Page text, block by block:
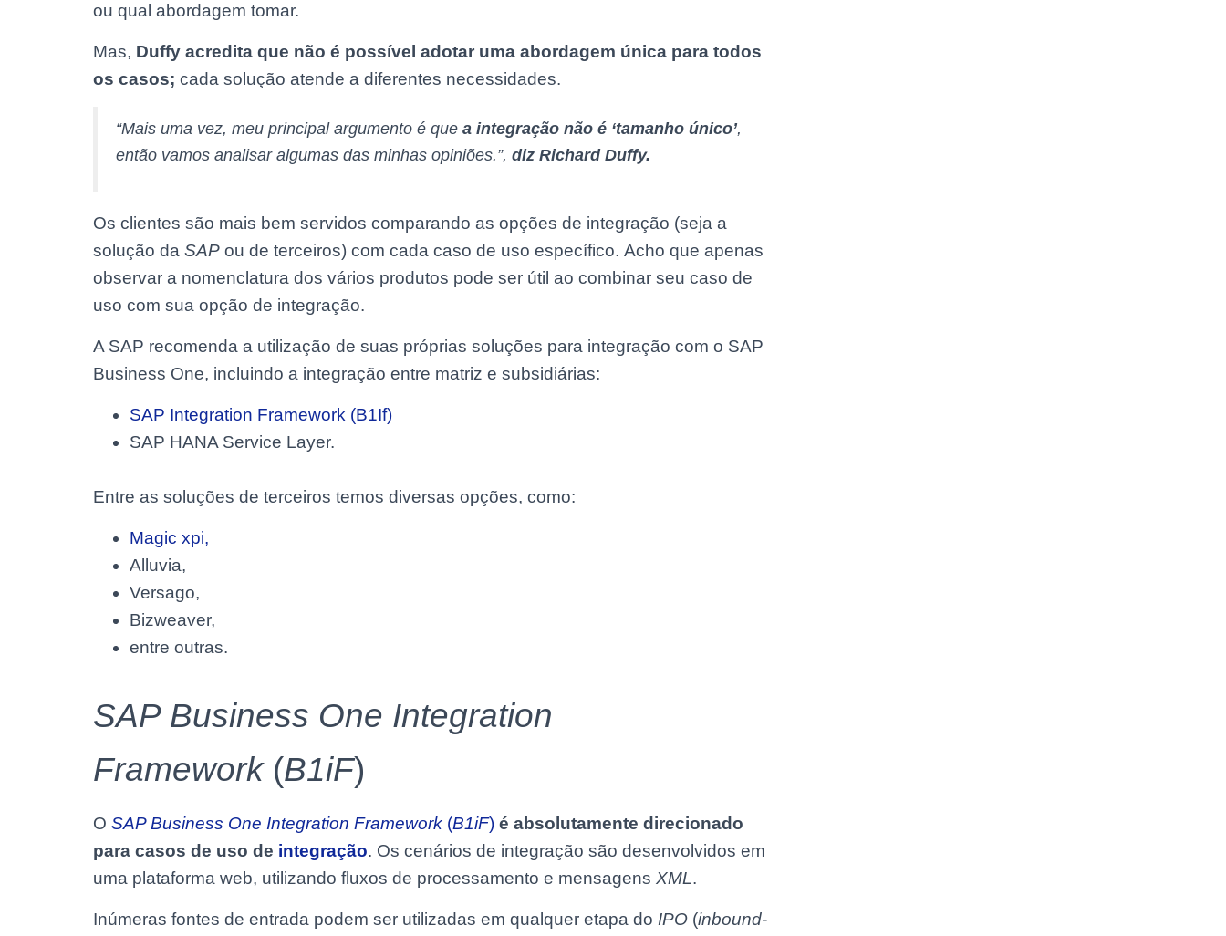
ou qual abordagem tomar.
Mas, Duffy acredita que não é possível adotar uma abordagem única para todos
os casos; cada solução atende a diferentes necessidades.
“Mais uma vez, meu principal argumento é que a integração não é ‘tamanho único’,
então vamos analisar algumas das minhas opiniões.”, diz Richard Duffy.
Os clientes são mais bem servidos comparando as opções de integração (seja a
solução da SAP ou de terceiros) com cada caso de uso específico. Acho que apenas
observar a nomenclatura dos vários produtos pode ser útil ao combinar seu caso de
uso com sua opção de integração.
A SAP recomenda a utilização de suas próprias soluções para integração com o SAP
Business One, incluindo a integração entre matriz e subsidiárias:
SAP Integration Framework (B1If)
SAP HANA Service Layer.
Entre as soluções de terceiros temos diversas opções, como:
Magic xpi,
Alluvia,
Versago,
Bizweaver,
entre outras.
SAP Business One Integration
Framework (B1iF)
O SAP Business One Integration Framework (B1iF) é absolutamente direcionado
para casos de uso de integração. Os cenários de integração são desenvolvidos em
uma plataforma web, utilizando fluxos de processamento e mensagens XML.
Inúmeras fontes de entrada podem ser utilizadas em qualquer etapa do IPO (inbound-